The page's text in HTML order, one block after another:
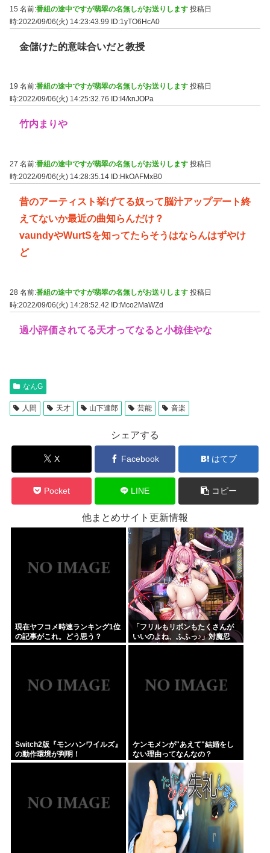
15 名前:番組の途中ですが翡翠の名無しがお送りします 投稿日
時:2022/09/06(火) 14:23:43.99 ID:1yTO6HcA0
金儲けた的意味合いだと教授
19 名前:番組の途中ですが翡翠の名無しがお送りします 投稿日
時:2022/09/06(火) 14:25:32.76
ID:I4/knJOPa
竹内まりや
27 名前:番組の途中ですが翡翠の名無しがお送りします 投稿日
時:2022/09/06(火) 14:28:35.14 ID:HkOAFMxB0
昔のアーティスト挙げてる奴って脳汁アップデート終
えてないか最近の曲知らんだけ？
vaundyやWurtSを知ってたらそうはならんはずやけ
ど
28 名前:番組の途中ですが翡翠の名無しがお送りします 投稿日
時:2022/09/06(火) 14:28:52.42 ID:Mco2MaWZd
過小評価されてる天才ってなると小椋佳やな
なんG
人間 天才 山下達郎 芸能 音楽
シェアする
X Facebook はてブ
Pocket LINE コピー
他まとめサイト更新情報
現在ヤフコメ時速ランキング1位
の記事がこれ。どう思う？
「フリルもリボンもたくさんが
いいのよね、ふふっ♪」対魔忍
RPG・新イベント『バニーとヨ
Switch2版『モンハンワイルズ』
の動作環境が判明！
ケンモメンが"あえて"結婚をし
ない理由ってなんなの？